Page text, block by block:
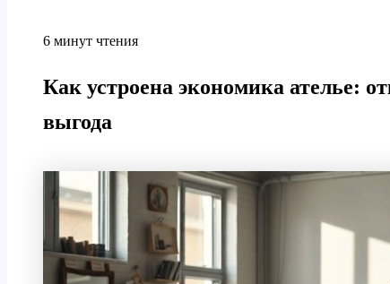
6 минут чтения
Как устроена экономика ателье:
выгода